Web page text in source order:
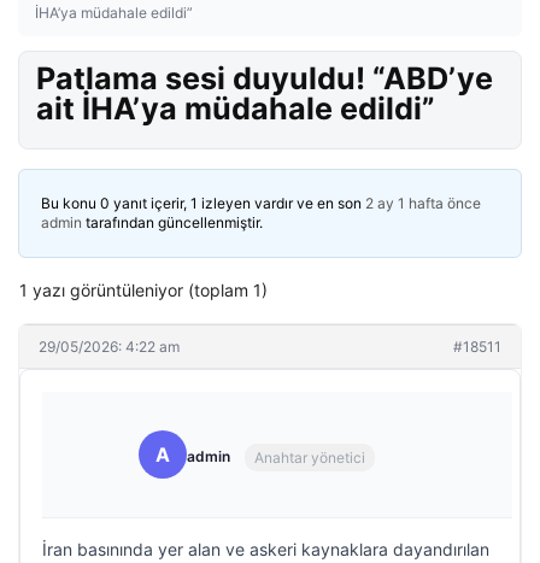
İHA’ya müdahale edildi”
Patlama sesi duyuldu! “ABD’ye
ait İHA’ya müdahale edildi”
Bu konu 0 yanıt içerir, 1 izleyen vardır ve en son 2 ay 1 hafta önce
admin tarafından güncellenmiştir.
1 yazı görüntüleniyor (toplam 1)
29/05/2026: 4:22 am #18511
A admin Anahtar yönetici
İran basınında yer alan ve askeri kaynaklara dayandırılan